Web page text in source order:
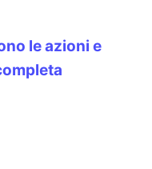
le azioni e